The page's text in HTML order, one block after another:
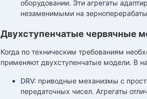
оборудовании. Эти агрегаты
незаменимыми на
Двухступенчатые червячные
Когда по техническим требованиям
применяют двухступенчатые модели. В
DRV: приводные механизмы с
передаточных чисел. Агрегаты